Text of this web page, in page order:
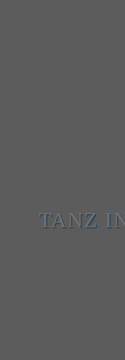
TANZ